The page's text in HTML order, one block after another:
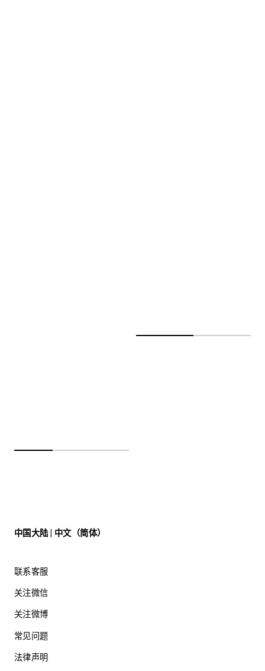
中国大陆 | 中文（简体）
联系客服
关注微信
关注微博
常见问题
法律声明